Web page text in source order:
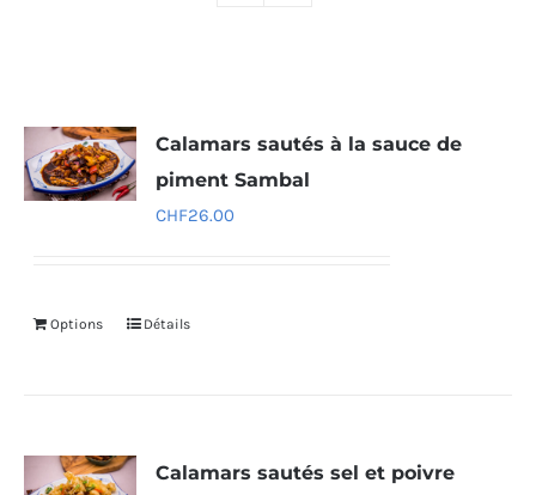
Calamars sautés à la sauce de
piment Sambal
CHF26.00
Options Détails
Calamars sautés sel et poivre